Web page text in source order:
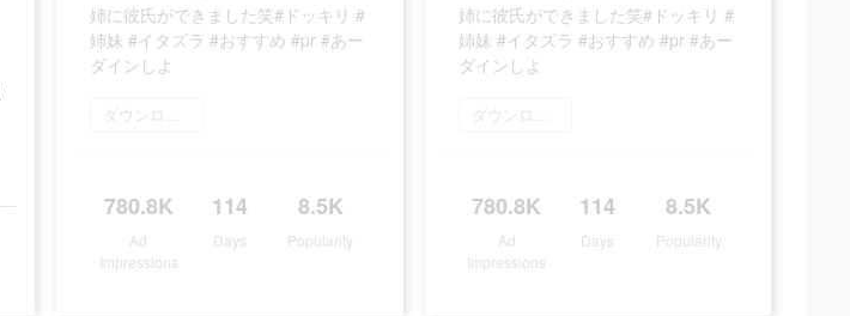
姉に彼氏ができました笑#ドッキリ #
姉妹 #イタズラ #おすすめ #pr #あー
ダインしよ
ダウンロード
780.8K
Ad
Impressions
114
Days
8.5K
Popularity
姉に彼氏ができました笑#ドッキリ #
姉妹 #イタズラ #おすすめ #pr #あー
ダインしよ
ダウンロード
780.8K
Ad
Impressions
114
Days
8.5K
Popularity